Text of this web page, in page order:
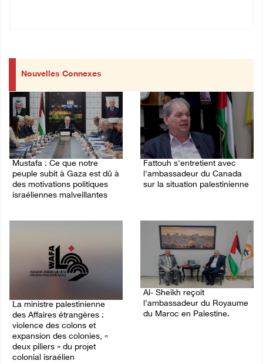
Nouvelles Connexes
Mustafa : Ce que notre
peuple subit à Gaza est dû à
des motivations politiques
israéliennes malveillantes
Fattouh s'entretient avec
l'ambassadeur du Canada
sur la situation palestinienne
La ministre palestinienne
des Affaires étrangères :
violence des colons et
expansion des colonies, «
deux piliers » du projet
colonial israélien
Al- Sheikh reçoit
l'ambassadeur du Royaume
du Maroc en Palestine.